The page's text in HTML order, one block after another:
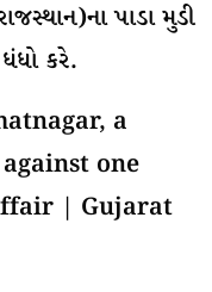
પાડા મુડી
કરે.